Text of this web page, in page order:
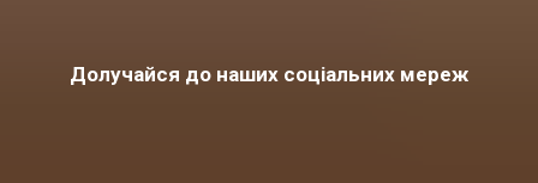
Долучайся до наших соціальних мереж